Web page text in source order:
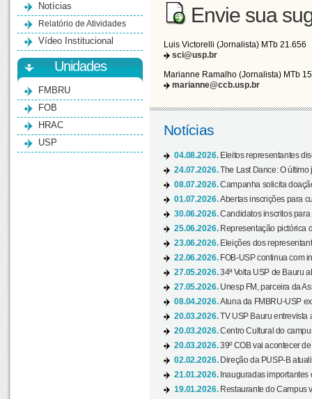
Notícias
Relatório de Atividades
Vídeo Institucional
Unidades
FMBRU
FOB
HRAC
USP
Envie sua
Luis Victorelli (Jornalista) MTb 21.656
sci@usp.br
Marianne Ramalho (Jornalista) MTb
marianne@ccb.usp.br
Notícias
04.08.2026. Eleitos representantes
24.07.2026.The Last Dance: O
08.07.2026.Campanha solicita
01.07.2026.Abertas inscrições para
30.06.2026.Candidatos inscritos
25.06.2026. Representação pictórica
23.06.2026. Eleições dos
22.06.2026. FOB-USP continua com
27.05.2026.34ª Volta USP de Bauru
27.05.2026. Unesp FM, parceira da
08.04.2026.Aluna da FMBRU-USP
20.03.2026.TV USP Bauru entrevista
20.03.2026.Centro Cultural do
20.03.2026.39º COB vai acontecer
02.02.2026. Direção da PUSP-B
21.01.2026. Inauguradas
19.01.2026. Restaurante do Campus